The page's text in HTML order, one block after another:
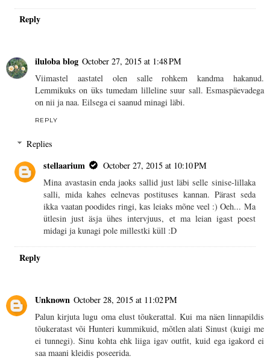
Reply
iluloba blog October 27, 2015 at 1:48 PM
Viimastel aastatel olen salle rohkem kandma hakanud.
Lemmikuks on üks tumedam lilleline suur sall. Esmaspäevadega
on nii ja naa. Eilsega ei saanud minagi läbi.
REPLY
Replies
stellaarium
October 27, 2015 at 10:10 PM
Mina avastasin enda jaoks sallid just läbi selle sinise-lillaka
salli, mida kahes eelnevas postituses kannan. Pärast seda
ikka vaatan poodides ringi, kas leiaks mõne veel :) Oeh... Ma
ütlesin just äsja ühes intervjuus, et ma leian igast poest
midagi ja kunagi pole millestki küll :D
Reply
Unknown October 28, 2015 at 11:02 PM
Palun kirjuta lugu oma elust tõukerattal. Kui ma näen linnapildis
tõukeratast või Hunteri kummikuid, mõtlen alati Sinust (kuigi me
ei tunnegi). Sinu kohta ehk liiga igav outfit, kuid ega igakord ei
saa maani kleidis poseerida.